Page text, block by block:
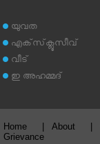
യുവത
എക്‌സ്‌ക്ലൂസീവ്
വീട്
ഇ അഹമ്മദ്‌
Home About
Grievance